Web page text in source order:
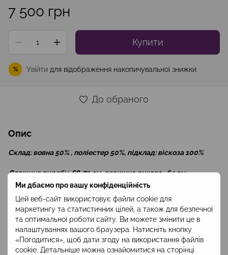
Ми дбаємо про вашу конфіденційність
Цей веб-сайт використовує файли cookie для
маркетингу та статистичних цілей, а також для безпечної
та оптимальної роботи сайту. Ви можете змінити це в
налаштуваннях вашого браузера. Натисніть кнопку
«Погодитися», щоб дати згоду на використання файлів
cookie. Детальніше можна ознайомитися на сторінці
7 500 грн
Купити
% Увійти для відображення накопичувальної знижки
До обраного
Опис
Склад: вовна 50% , поліестер 50%, підклад: віскоза 100%
Довжина виробу-68-71 см, довжина рукава -64 см
рукавом та прорізними кишенями, які оздоблені клапанами.
Родзинкою моделі є глубока склада по середині спинки, що
додає вільності, рухливості та розкутості лаконічним лініям
жакета.